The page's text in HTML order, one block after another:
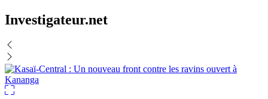
Investigateur.net